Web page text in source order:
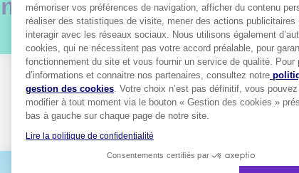
confiance.
Pourquoi pas vous ?
Découvrez les
mémoriser vos préférences de navigation, afficher du contenu
réaliser des statistiques de visite, mener des actions publicitaires
interagir avec les réseaux sociaux. Nous utilisons également
cookies, qui ne nécessitent pas votre accord préalable, pour
fonctionnement du site et vous fournir un service de qualité. Pour
d’informations et connaitre nos partenaires, consultez notre
gestion des cookies . Votre choix n’est pas définitif, vous
modifier à tout moment via le bouton « Gestion des cookies »
bas à gauche sur chaque page de notre site.
Lire la politique de confidentialité
Consentements certifiés par
Axeptio consent